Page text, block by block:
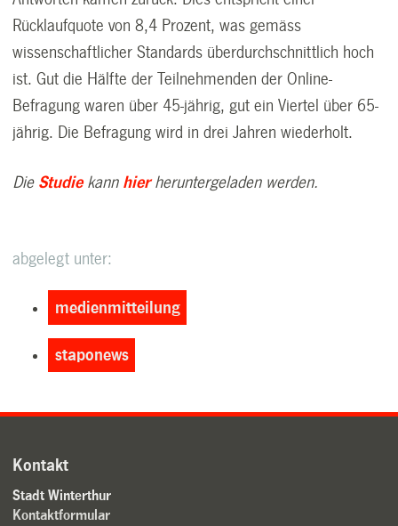
Rücklaufquote von 8,4 Prozent, was gemäss
wissenschaftlicher Standards überdurchschnittlich hoch
ist. Gut die Hälfte der Teilnehmenden der Online-
Befragung waren über 45-jährig, gut ein Viertel über 65-
jährig. Die Befragung wird in drei Jahren wiederholt.
Die Studiekann hierheruntergeladen werden.
abgelegt unter:
medienmitteilung
staponews
Kontakt
Stadt Winterthur
Kontaktformular